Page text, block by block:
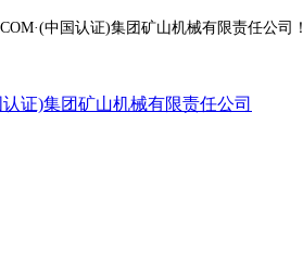
中国认证)集团矿山机械有限责任公司！